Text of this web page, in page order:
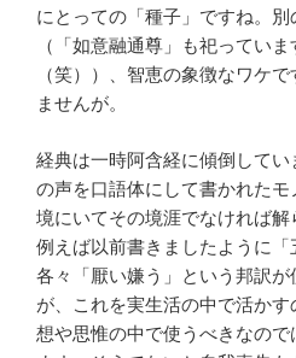
にとっての「種子」ですね。
（「如意融通尊」も祀ってい
（笑））、智恵の象徴なワケ
ませんが。
経典は一時阿含経に傾倒して
の声を口語体にして書かれた
境にいてその境涯でなければ解
例えば以前書きましたように「
各々「厭い嫌う」という邦訳
が、これを実生活の中で活か
想や思惟の中で使うべきなの